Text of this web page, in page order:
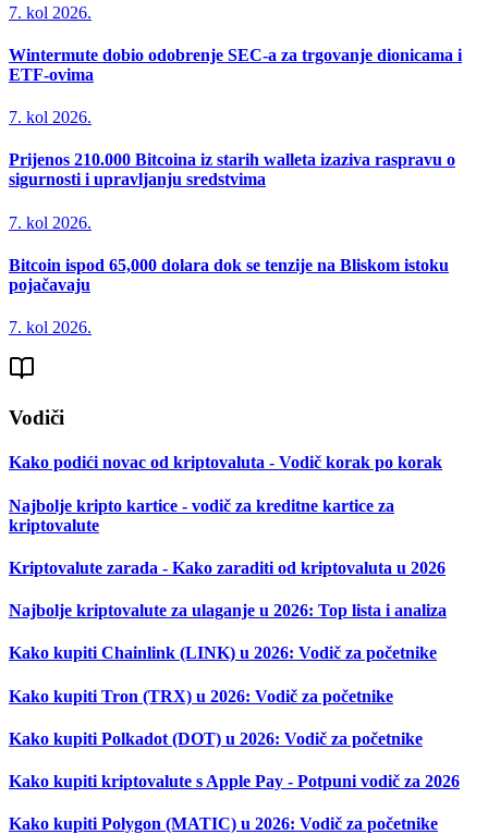
7. kol 2026.
Wintermute dobio odobrenje SEC-a za trgovanje dionicama i
ETF-ovima
7. kol 2026.
Prijenos 210.000 Bitcoina iz starih walleta izaziva raspravu o
sigurnosti i upravljanju sredstvima
7. kol 2026.
Bitcoin ispod 65,000 dolara dok se tenzije na Bliskom istoku
pojačavaju
7. kol 2026.
Vodiči
Kako podići novac od kriptovaluta - Vodič korak po korak
Najbolje kripto kartice - vodič za kreditne kartice za
kriptovalute
Kriptovalute zarada - Kako zaraditi od kriptovaluta u 2026
Najbolje kriptovalute za ulaganje u 2026: Top lista i analiza
Kako kupiti Chainlink (LINK) u 2026: Vodič za početnike
Kako kupiti Tron (TRX) u 2026: Vodič za početnike
Kako kupiti Polkadot (DOT) u 2026: Vodič za početnike
Kako kupiti kriptovalute s Apple Pay - Potpuni vodič za 2026
Kako kupiti Polygon (MATIC) u 2026: Vodič za početnike